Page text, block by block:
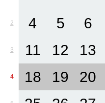
2 4 5 6
3 11 12 13
4 18 19 20